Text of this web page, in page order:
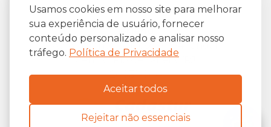
Usamos cookies em nosso site para melhorar
sua experiência de usuário, fornecer
conteúdo personalizado e analisar nosso
tráfego. Política de Privacidade
Aceitar todos
Rejeitar não essenciais
iFriend
Av. Almirante Barroso 81, 34oandar
Centro, Rio de Janeiro/RJ
20031-004